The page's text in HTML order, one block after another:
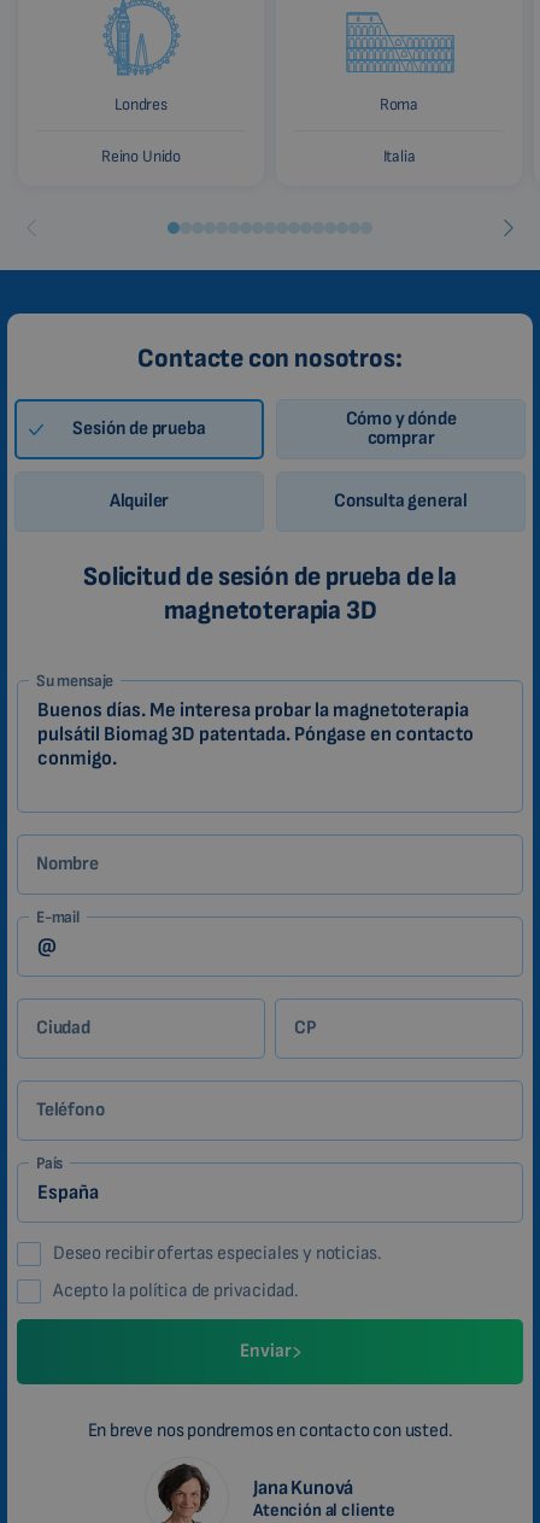
Londres
Reino Unido
Roma
Italia
Contacte con nosotros:
Sesión de prueba
Cómo y dónde
comprar
Alquiler Consulta general
Solicitud de sesión de prueba de la
magnetoterapia 3D
1-
ES
Zákazník
Su mensaje
Nombre
E-mail
Ciudad CP
Teléfono
País
Deseo recibir ofertas especiales y noticias.
Acepto la política de privacidad.
Enviar
En breve nos pondremos en contacto con usted.
Jana Kunová
Atención al cliente